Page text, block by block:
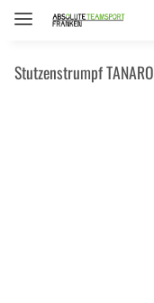
Stutzenstrumpf TANARO